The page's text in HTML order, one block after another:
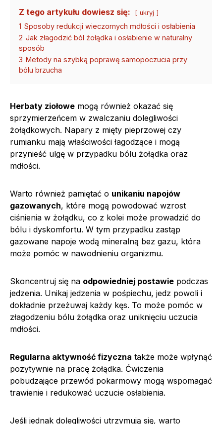
Z tego artykułu dowiesz się: ukryj
1 Sposoby redukcji wieczornych mdłości i osłabienia
2 Jak złagodzić ból żołądka i osłabienie w naturalny
sposób
3 Metody na szybką poprawę samopoczucia przy
bólu brzucha
Herbaty ziołowe mogą również okazać się
sprzymierzeńcem w zwalczaniu dolegliwości
żołądkowych. Napary z mięty pieprzowej czy
rumianku mają właściwości łagodzące i mogą
przynieść ulgę w przypadku bólu żołądka oraz
mdłości.
Warto również pamiętać o unikaniu napojów
gazowanych, które mogą powodować wzrost
ciśnienia w żołądku, co z kolei może prowadzić do
bólu i dyskomfortu. W tym przypadku zastąp
gazowane napoje wodą mineralną bez gazu, która
może pomóc w nawodnieniu organizmu.
Skoncentruj się na odpowiedniej postawie podczas
jedzenia. Unikaj jedzenia w pośpiechu, jedz powoli i
dokładnie przeżuwaj każdy kęs. To może pomóc w
złagodzeniu bólu żołądka oraz uniknięciu uczucia
mdłości.
Regularna aktywność fizyczna także może wpłynąć
pozytywnie na pracę żołądka. Ćwiczenia
pobudzające przewód pokarmowy mogą wspomagać
trawienie i redukować uczucie osłabienia.
Jeśli jednak dolegliwości utrzymują się, warto